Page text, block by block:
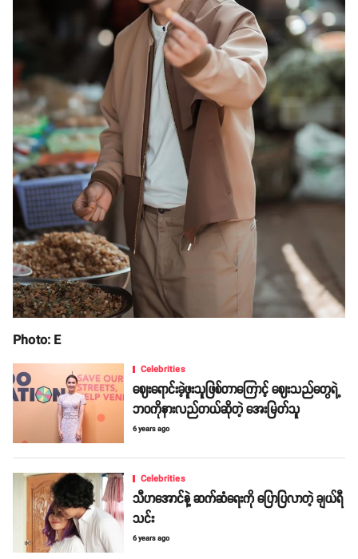
Photo: E
Celebrities
ဈေးရောင်းခဲ့ဖူးသူဖြစ်တာကြောင့် ဈေးသည်တွေရဲ့
ဘဝကိုနားလည်တယ်ဆိုတဲ့ အေးမြတ်သူ
6 years ago
Celebrities
သီဟအောင်နဲ့ ဆက်ဆံရေးကို ပြောပြလာတဲ့ ချယ်ရီ
သင်း
6 years ago